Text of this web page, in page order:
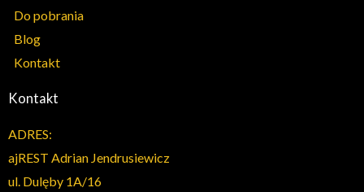
Do pobrania
Blog
Kontakt
Kontakt
ADRES:
ajREST Adrian Jendrusiewicz
ul. Dulęby 1A/16